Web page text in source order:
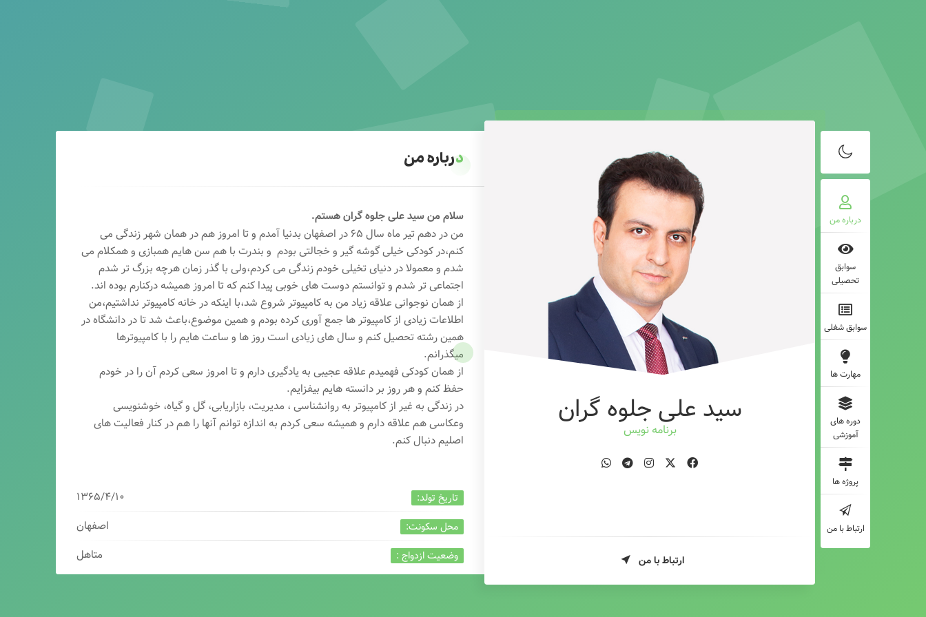
درباره من
سوابق
تحصیلی
سوابق شغلی
مهارت ها
دوره های
آموزشی
پروژه ها
ارتباط با من
سید علی جلوه گران
برنامه نویس
ارتباط با من
درباره من
سلام من سید علی جلوه گران هستم.
من در دهم تیر ماه سال ۶۵ در اصفهان بدنیا آمدم و تا امروز هم در همان شهر زندگی می
کنم،در کودکی خیلی گوشه گیر و خجالتی بودم و بندرت با هم سن هایم همبازی و همکلام می
شدم و معمولا در دنیای تخیلی خودم زندگی می کردم،ولی با گذر زمان هرچه بزرگ تر شدم
اجتماعی تر شدم و توانستم دوست های خوبی پیدا کنم که تا امروز همیشه درکنارم بوده اند.
از همان نوجوانی علاقه زیاد من به کامپیوتر شروع شد،با اینکه در خانه کامپیوتر نداشتیم،من
اطلاعات زیادی از کامپیوتر ها جمع آوری کرده بودم و همین موضوع،باعث شد تا در دانشگاه در
همین رشته تحصیل کنم و سال های زیادی است روز ها و ساعت هایم را با کامپیوترها
میگذرانم.
از همان کودکی فهمیدم علاقه عجیبی به یادگیری دارم و تا امروز سعی کردم آن را در خودم
حفظ کنم و هر روز بر دانسته هایم بیفزایم.
در زندگی به غیر از کامپیوتر به روانشناسی ، مدیریت، بازاریابی، گل و گیاه، خوشنویسی
وعکاسی هم علاقه دارم و همیشه سعی کردم به اندازه توانم آنها را هم در کنار فعالیت های
اصلیم دنبال کنم.
تاریخ تولد: ۱۳۶۵/۴/۱۰
محل سکونت: اصفهان
وضعیت ازدواج : متاهل